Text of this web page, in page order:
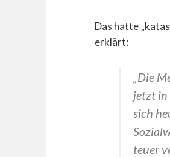
Das hatte
erklärt:
„Die
jetzt in
sich
teuer